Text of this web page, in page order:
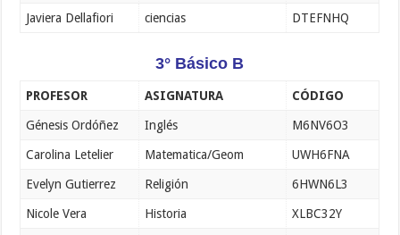
Javiera Dellafiori ciencias DTEFNHQ
3° Básico B
PROFESOR ASIGNATURA CÓDIGO
Génesis Ordóñez Inglés M6NV6O3
Carolina Letelier Matematica/Geom UWH6FNA
Evelyn Gutierrez Religión 6HWN6L3
Nicole Vera Historia XLBC32Y